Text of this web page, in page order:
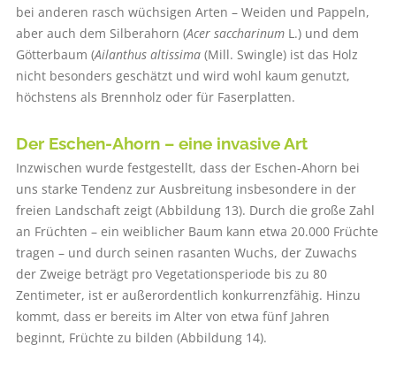
bei anderen rasch wüchsigen Arten – Weiden und Pappeln,
aber auch dem Silberahorn (Acer saccharinumL.) und dem
Götterbaum (Ailanthus altissima(Mill. Swingle) ist das Holz
nicht besonders geschätzt und wird wohl kaum genutzt,
höchstens als Brennholz oder für Faserplatten.
Der Eschen-Ahorn – eine invasive Art
Inzwischen wurde festgestellt, dass der Eschen-Ahorn bei
uns starke Tendenz zur Ausbreitung insbesondere in der
freien Landschaft zeigt (Abbildung 13). Durch die große Zahl
an Früchten – ein weiblicher Baum kann etwa 20.000 Früchte
tragen – und durch seinen rasanten Wuchs, der Zuwachs
der Zweige beträgt pro Vegetationsperiode bis zu 80
Zentimeter, ist er außerordentlich konkurrenzfähig. Hinzu
kommt, dass er bereits im Alter von etwa fünf Jahren
beginnt, Früchte zu bilden (Abbildung 14).